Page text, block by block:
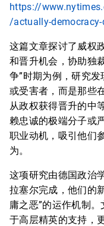
https://
/actually-democracy-
这篇文章探讨了威权
和晋升机会，协助独
争”时期为例，研究
或受害者，而是那些
从政权获得晋升的中
赖忠诚的极端分子或
职业动机，吸引他们
为。
这项研究由德国政治
拉塞尔完成，他们的
庸之恶”的运作机制
于高层精英的支持，